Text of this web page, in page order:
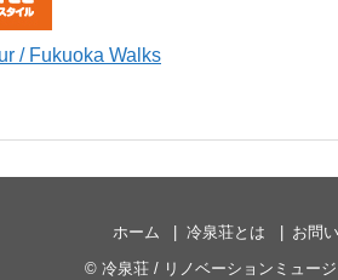
ホーム 冷泉荘とは
お問
© 冷泉荘 / リノベーションミュー